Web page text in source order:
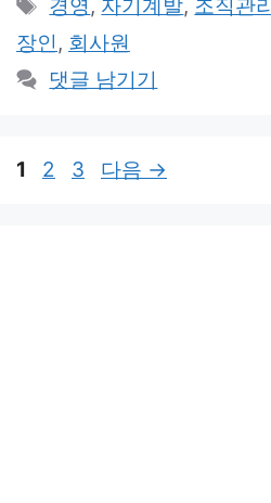
리
그
경영, 자기계발, 조직관리
장인 , 회사원
댓글 남기기
페
1
페
2
페
3 다음 →